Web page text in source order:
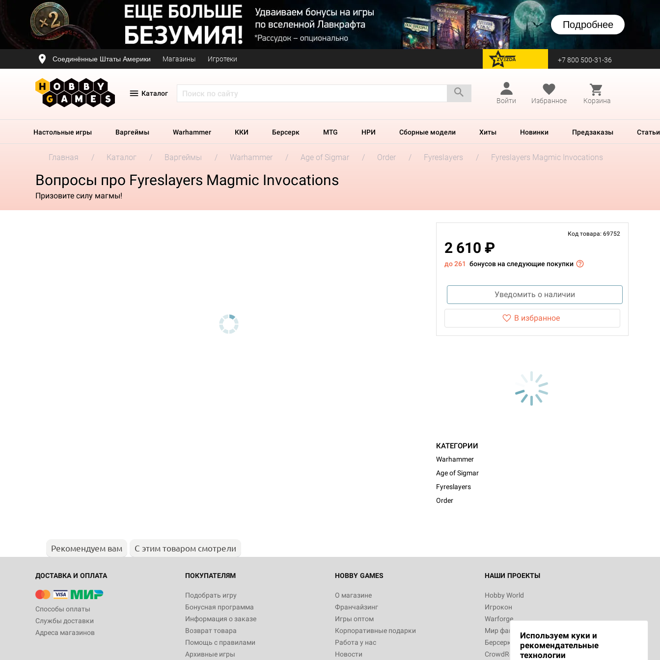
Подробнее
Соединённые Штаты Америки Магазины Игротеки перейти на Zvezda +7 800 500-31-36
Каталог
Войти
Избранное Корзина
Настольные игры Варгеймы Warhammer ККИ Берсерк MTG НРИ Сборные модели Хиты Новинки Предзаказы Статьи
Главная Каталог Варгеймы Warhammer Age of Sigmar Order Fyreslayers Fyreslayers Magmic Invocations
Вопросы про Fyreslayers Magmic Invocations
Призовите силу магмы!
Код товара: 69752
2 610 ₽
до 261 бонусов на следующие покупки
Уведомить о наличии
В избранное
КАТЕГОРИИ
Warhammer
Age of Sigmar
Fyreslayers
Order
Рекомендуем вам С этим товаром смотрели
ДОСТАВКА И ОПЛАТА
Способы оплаты
Службы доставки
Адреса магазинов
ПОКУПАТЕЛЯМ
Подобрать игру
Бонусная программа
Информация о заказе
Возврат товара
Помощь с правилами
Архивные игры
HOBBY GAMES
О магазине
Франчайзинг
Игры оптом
Корпоративные подарки
Работа у нас
Новости
НАШИ ПРОЕКТЫ
Hobby World
Игрокон
Warforge
Мир фантастики
Берсерк
CrowdRepublic
Используем куки и
рекомендательные
технологии